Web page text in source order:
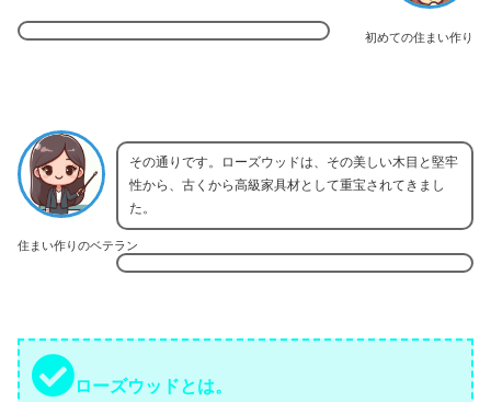
初めての住まい作り
住まい作りのベテラン
その通りです。ローズウッドは、その美しい木目と堅牢
性から、古くから高級家具材として重宝されてきまし
た。
ローズウッドとは。